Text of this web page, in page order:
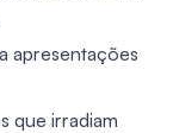
apresentações
que irradiam